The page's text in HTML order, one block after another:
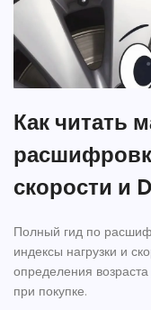
Как читать
скорости и
Полный гид по
индексы нагрузки и
определения
при покупке.